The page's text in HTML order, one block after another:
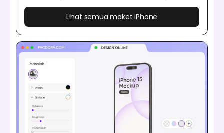
Lihat semua maket iPhone